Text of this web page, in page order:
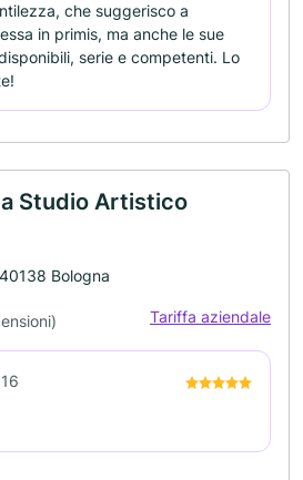
che suggerisco a
in primis, ma anche le sue
serie e competenti. Lo
Studio Artistico
Bologna
Tariffa aziendale